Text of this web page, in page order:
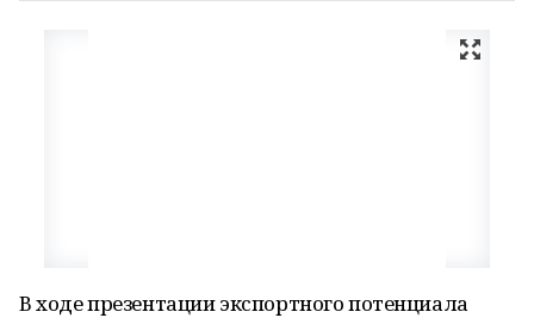
В ходе презентации экспортного потенциала